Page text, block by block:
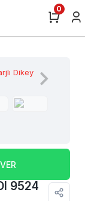
0
9524